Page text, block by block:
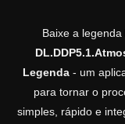
Baixe a legenda
Legenda - um
para tornar o
simples, rápido e